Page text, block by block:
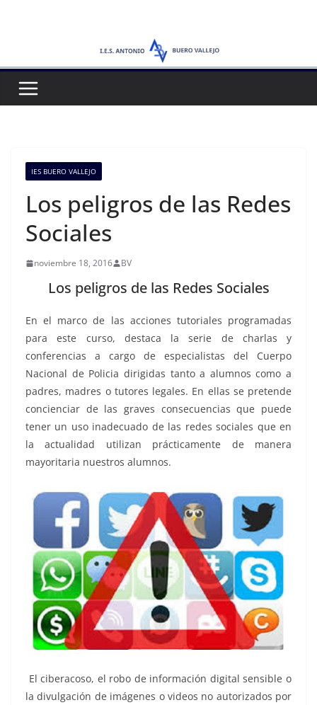
IES BUERO VALLEJO
Los peligros de las Redes
Sociales
noviembre 18, 2016 BV
Los peligros de las Redes Sociales
En el marco de las acciones tutoriales programadas
para este curso, destaca la serie de charlas y
conferencias a cargo de especialistas del Cuerpo
Nacional de Policia dirigidas tanto a alumnos como a
padres, madres o tutores legales. En ellas se pretende
concienciar de las graves consecuencias que puede
tener un uso inadecuado de las redes sociales que en
la actualidad utilizan prácticamente de manera
mayoritaria nuestros alumnos.
El ciberacoso, el robo de información digital sensible o
la divulgación de imágenes o videos no autorizados por